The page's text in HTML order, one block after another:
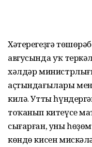
Хәтерегеҙгә
авгусында уҡ
хәлдәр
аҫтындағылары
килә. Утты
тоҡанып китеүсе
сығарған, уны
көндө кисен